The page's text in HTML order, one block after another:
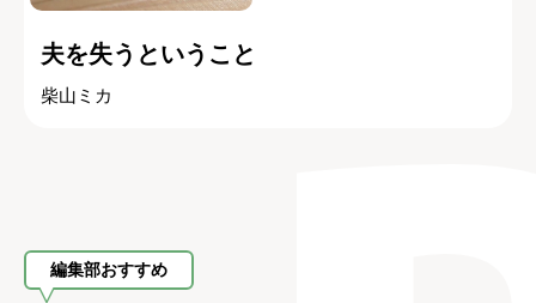
夫を失うということ
柴山ミカ
編集部おすすめ